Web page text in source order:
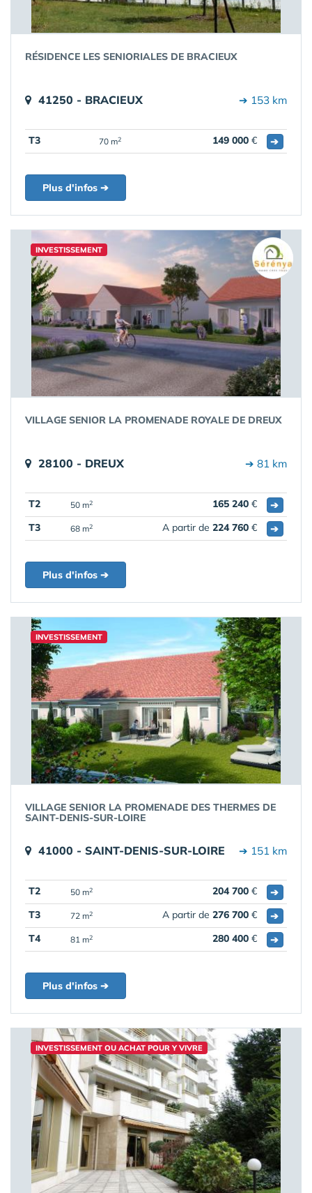
RÉSIDENCE LES SENIORIALES DE BRACIEUX
41250 - BRACIEUX ➔ 153 km
T3 70 m2 149 000 € ➔
Plus d'infos ➔
INVESTISSEMENT
VILLAGE SENIOR LA PROMENADE ROYALE DE DREUX
28100 - DREUX ➔ 81 km
T2 50 m2 165 240 €
➔
T3
68 m2 A partir de 224 760 € ➔
Plus d'infos ➔
INVESTISSEMENT
VILLAGE SENIOR LA PROMENADE DES THERMES DE
SAINT-DENIS-SUR-LOIRE
41000 - SAINT-DENIS-SUR-LOIRE ➔ 151 km
T2 50 m2 204 700 €
➔
T3
72 m2 A partir de 276 700 €
➔
T4
81 m2 280 400 € ➔
Plus d'infos ➔
INVESTISSEMENT OU ACHAT POUR Y VIVRE